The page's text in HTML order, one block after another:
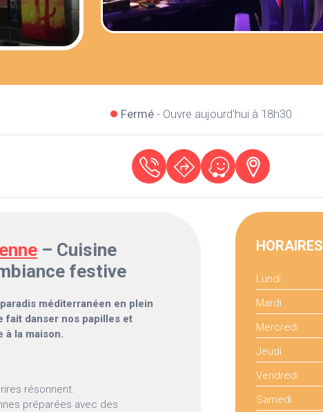
Fermé- Ouvre aujourd'hui à 18h30
– Cuisine
festive
méditerranéen en plein
fait danser nos papilles et
à la maison.
résonnent.
préparées avec des
HORAIRES
Lundi
Mardi
Mercredi
Jeudi
Vendredi
Samedi